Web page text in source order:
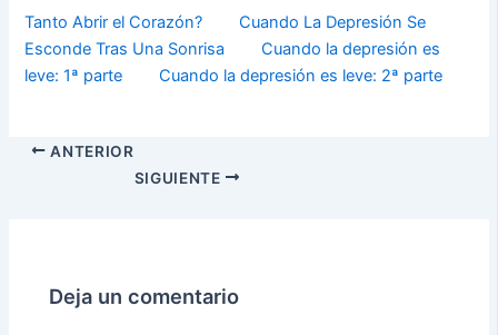
Tanto Abrir el Corazón?
Cuando La Depresión Se
Esconde Tras Una Sonrisa
Cuando la depresión es
leve: 1ª parte
Cuando la depresión es leve: 2ª parte
ANTERIOR
SIGUIENTE
Deja un comentario